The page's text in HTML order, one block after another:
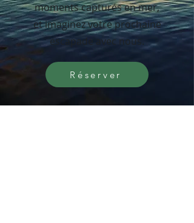
moments capturés en mer,
et imaginez votre prochaine
escapade avec nous.
Réserver